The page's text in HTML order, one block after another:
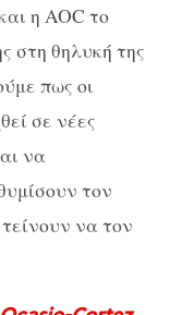
η AOC το
στη θηλυκή της
πως οι
σε νέες
να
τον
να τον